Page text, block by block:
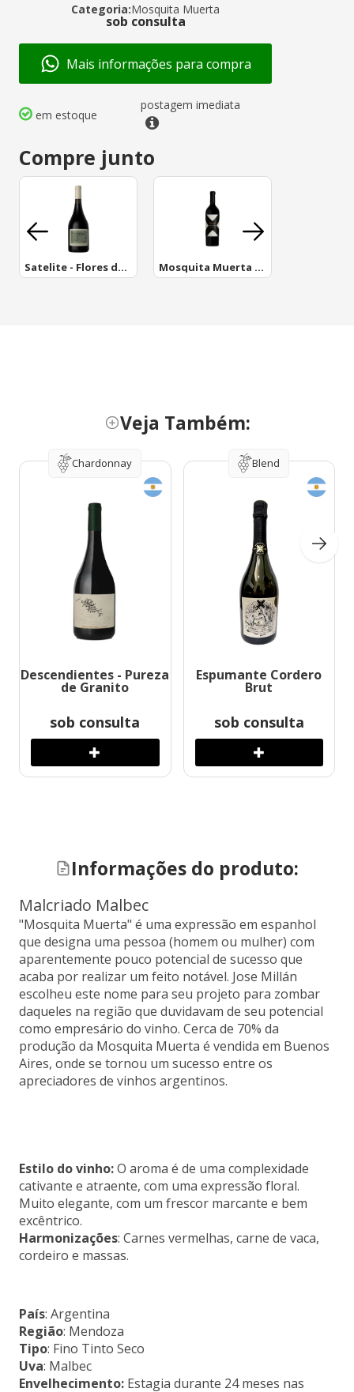
Categoria:Mosquita Muerta
sob consulta
Mais informações para compra
em estoque
postagem imediata
Compre junto
Satelite - Flores de Saturno Mosquita Muerta Blend De Tintas
Veja Também:
Chardonnay
Descendientes - Pureza
de Granito
sob consulta
Blend
Espumante Cordero
Brut
sob consulta
Informações do produto:
Malcriado Malbec
"Mosquita Muerta" é uma expressão em espanhol
que designa uma pessoa (homem ou mulher) com
aparentemente pouco potencial de sucesso que
acaba por realizar um feito notável. Jose Millán
escolheu este nome para seu projeto para zombar
daqueles na região que duvidavam de seu potencial
como empresário do vinho. Cerca de 70% da
produção da Mosquita Muerta é vendida em Buenos
Aires, onde se tornou um sucesso entre os
apreciadores de vinhos argentinos.
Estilo do vinho:O aroma é de uma complexidade
cativante e atraente, com uma expressão floral.
Muito elegante, com um frescor marcante e bem
excêntrico.
Harmonizações: Carnes vermelhas, carne de vaca,
cordeiro e massas.
País: Argentina
Região: Mendoza
Tipo: Fino Tinto Seco
Uva: Malbec
Envelhecimento: Estagia durante 24 meses nas